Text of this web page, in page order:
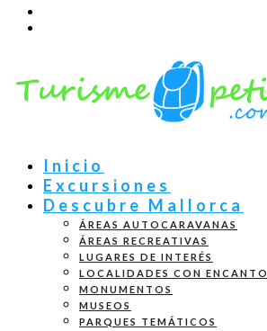
Inicio
Excursiones
Descubre Mallorca
ÁREAS AUTOCARAVANAS
ÁREAS RECREATIVAS
LUGARES DE INTERÉS
LOCALIDADES CON ENCANTO
MONUMENTOS
MUSEOS
PARQUES TEMÁTICOS